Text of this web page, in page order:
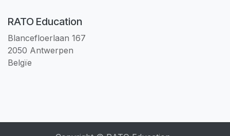
RATO Education
Blancefloerlaan 167
2050 Antwerpen
Belgïe